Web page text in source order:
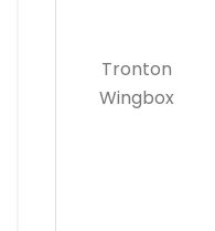
Tronton
Wingbox